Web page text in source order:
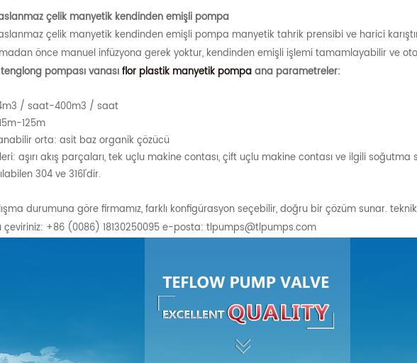
çelik manyetik kendinden emişli pompa
çelik manyetik kendinden emişli pompa manyetik tahrik prensibi ve harici
önce manuel infüzyona gerek yoktur, kendinden emişli işlemi tamamlayabilir ve
pompası vanasıflor plastik manyetik pompaana parametreler:
/ saat-400m3 / saat
125m
orta: asit baz organik çözücü
aşırı akış parçaları, tek uçlu makine contası, çift uçlu makine contası ve ilgili soğutma
304 ve 316l'dir.
durumuna göre firmamız, farklı konfigürasyon seçebilir, doğru bir çözüm sunar.
çeviriniz: +86 (0086) 18130250095 e-posta: tlpumps@tlpumps.com